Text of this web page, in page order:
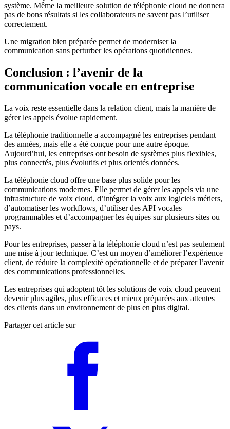
système. Même la meilleure solution de téléphonie cloud ne donnera
pas de bons résultats si les collaborateurs ne savent pas l’utiliser
correctement.
Une migration bien préparée permet de moderniser la
communication sans perturber les opérations quotidiennes.
Conclusion : l’avenir de la
communication vocale en entreprise
La voix reste essentielle dans la relation client, mais la manière de
gérer les appels évolue rapidement.
La téléphonie traditionnelle a accompagné les entreprises pendant
des années, mais elle a été conçue pour une autre époque.
Aujourd’hui, les entreprises ont besoin de systèmes plus flexibles,
plus connectés, plus évolutifs et plus orientés données.
La téléphonie cloud offre une base plus solide pour les
communications modernes. Elle permet de gérer les appels via une
infrastructure de voix cloud, d’intégrer la voix aux logiciels métiers,
d’automatiser les workflows, d’utiliser des API vocales
programmables et d’accompagner les équipes sur plusieurs sites ou
pays.
Pour les entreprises, passer à la téléphonie cloud n’est pas seulement
une mise à jour technique. C’est un moyen d’améliorer l’expérience
client, de réduire la complexité opérationnelle et de préparer l’avenir
des communications professionnelles.
Les entreprises qui adoptent tôt les solutions de voix cloud peuvent
devenir plus agiles, plus efficaces et mieux préparées aux attentes
des clients dans un environnement de plus en plus digital.
Partager cet article sur